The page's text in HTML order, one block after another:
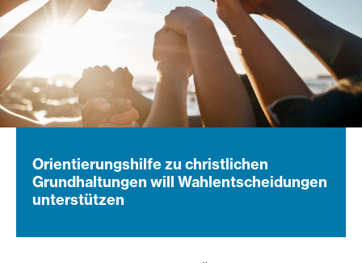
Orientierungshilfe zu christlichen
Grundhaltungen will Wahlentscheidungen
unterstützen